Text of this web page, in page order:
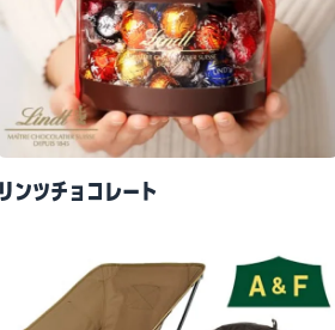
リンツチョコレート